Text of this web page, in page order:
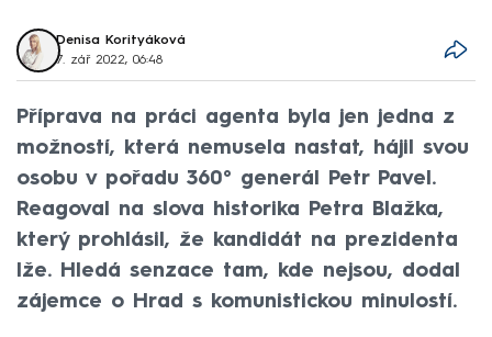
Denisa Korityáková
7. zář 2022, 06:48
Příprava na práci agenta byla jen jedna z
možností, která nemusela nastat, hájil svou
osobu v pořadu 360° generál Petr Pavel.
Reagoval na slova historika Petra Blažka,
který prohlásil, že kandidát na prezidenta
lže. Hledá senzace tam, kde nejsou, dodal
zájemce o Hrad s komunistickou minulostí.